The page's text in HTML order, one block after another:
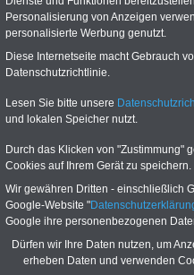
Meldung
BEHÖRDEN-ABOmit 3 Ratgebern
25,00 Euro: Wissenswertes für
und Beamte, Beamten-
(Bund/Länder) sowie Beihilferecht
Ländern. Alle drei Ratgeber sind
gegliedert und erläutern auch
Personalisierung von Anzeigen
personalisierte Werbung genutzt.
Diese Internetseite macht Gebrauch
Datenschutzrichtlinie.
Lesen Sie bitte unsere
und lokalen Speicher nutzt.
Durch das Klicken von "Zustimmung"
Cookies auf Ihrem Gerät zu speichern.
Wir gewähren Dritten - einschließlich
Google-Website "
Google ihre personenbezogenen
Dürfen wir Ihre Daten nutzen, um
erheben Daten und verwenden